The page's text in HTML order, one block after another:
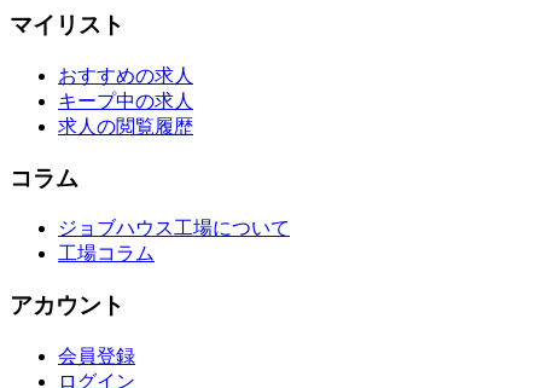
マイリスト
おすすめの求人
キープ中の求人
求人の閲覧履歴
コラム
ジョブハウス工場について
工場コラム
アカウント
会員登録
ログイン